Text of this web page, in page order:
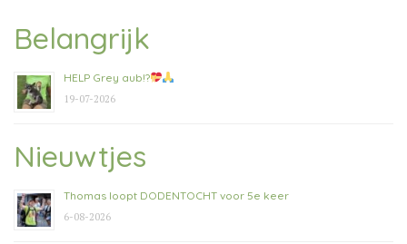
Belangrijk
HELP Grey aub!?
19-07-2026
Nieuwtjes
Thomas loopt DODENTOCHT voor 5e keer
6-08-2026